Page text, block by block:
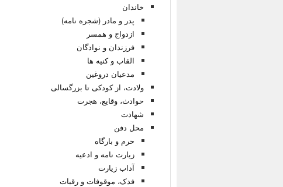
خاندان
پدر و مادر (شجره نامه)
ازدواج و همسر
فرزندان و نوادگان
القاب و کنیه ها
مدعیان دروغین
ولادت، از کودکی تا بزرگسالی
حوادث، وقایع، هجرت
شهادت
محل دفن
حرم و بارگاه
زیارت نامه و ادعیه
آداب زیارت
فدک، موقوفات و رقبات